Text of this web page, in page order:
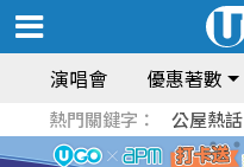
演唱會 優惠著數
熱門關鍵字： 公屋熱話